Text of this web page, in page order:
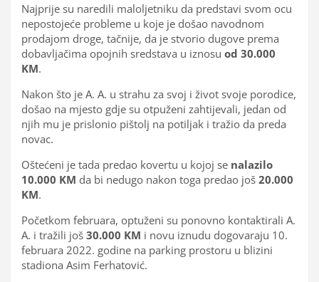
Najprije su naredili maloljetniku da predstavi svom ocu
nepostojeće probleme u koje je došao navodnom
prodajom droge, tačnije, da je stvorio dugove prema
dobavljačima opojnih sredstava u iznosu od 30.000
KM.
Nakon što je A. A. u strahu za svoj i život svoje porodice,
došao na mjesto gdje su otpuženi zahtijevali, jedan od
njih mu je prislonio pištolj na potiljak i tražio da preda
novac.
Oštećeni je tada predao kovertu u kojoj se nalazilo
10.000 KM da bi nedugo nakon toga predao još 20.000
KM.
Početkom februara, optuženi su ponovno kontaktirali A.
A. i tražili još 30.000 KM i novu iznudu dogovaraju 10.
februara 2022. godine na parking prostoru u blizini
stadiona Asim Ferhatović.